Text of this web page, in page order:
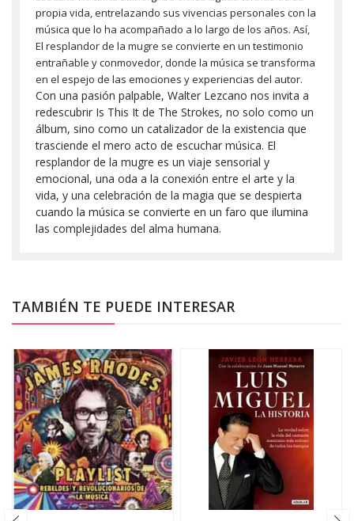
propia vida, entrelazando sus vivencias personales con la
música que lo ha acompañado a lo largo de los años. Así,
El resplandor de la mugre se convierte en un testimonio
entrañable y conmovedor, donde la música se transforma
en el espejo de las emociones y experiencias del autor.
Con una pasión palpable, Walter Lezcano nos invita a
redescubrir Is This It de The Strokes, no solo como un
álbum, sino como un catalizador de la existencia que
trasciende el mero acto de escuchar música. El
resplandor de la mugre es un viaje sensorial y
emocional, una oda a la conexión entre el arte y la
vida, y una celebración de la magia que se despierta
cuando la música se convierte en un faro que ilumina
las complejidades del alma humana.
TAMBIÉN TE PUEDE INTERESAR